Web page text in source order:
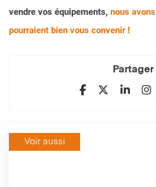
vendre vos équipements, nous
pourraient bien vous convenir !
Partager
Voir aussi